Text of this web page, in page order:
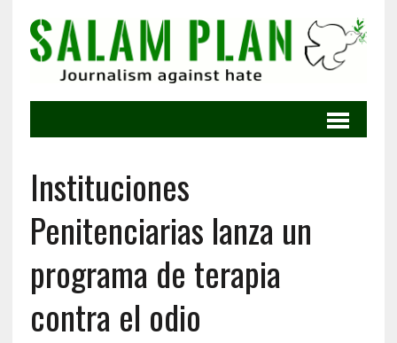
Instituciones
Penitenciarias lanza un
programa de terapia
contra el odio